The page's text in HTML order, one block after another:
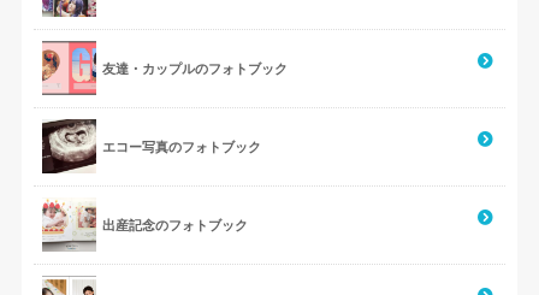
友達・カップルのフォトブック
エコー写真のフォトブック
出産記念のフォトブック